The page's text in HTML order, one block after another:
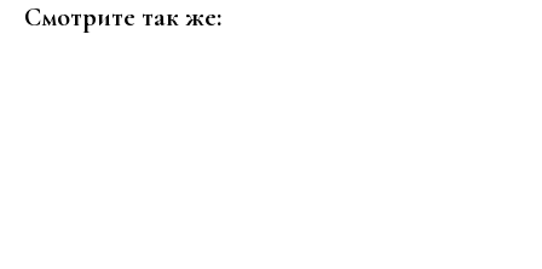
Смотрите так же: